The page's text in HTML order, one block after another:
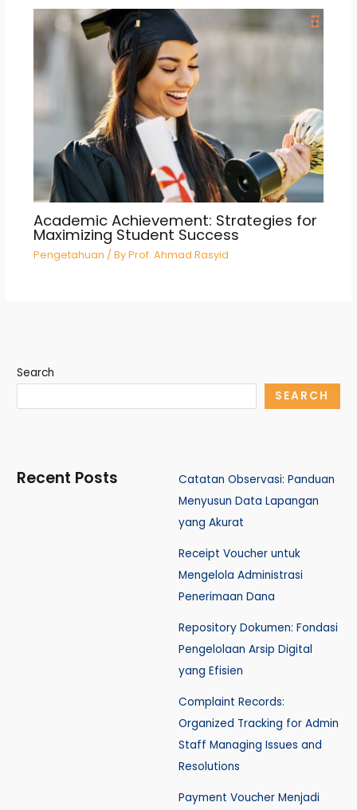
Academic Achievement: Strategies for
Maximizing Student Success
Pengetahuan / ByProf. Ahmad Rasyid
Search
SEARCH
Recent Posts
Catatan Observasi: Panduan
Menyusun Data Lapangan
yang Akurat
Receipt Voucher untuk
Mengelola Administrasi
Penerimaan Dana
Repository Dokumen: Fondasi
Pengelolaan Arsip Digital
yang Efisien
Complaint Records:
Organized Tracking for Admin
Staff Managing Issues and
Resolutions
Payment Voucher Menjadi